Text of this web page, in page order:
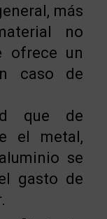
más
no
ofrece un
caso de
que de
el metal,
se
gasto de